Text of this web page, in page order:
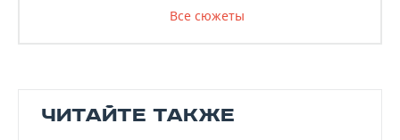
Все сюжеты
ЧИТАЙТЕ ТАКЖЕ